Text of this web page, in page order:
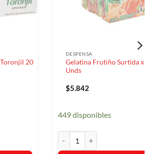
20
DESPENSA
Gelatina Frutiño Surtida x
Unds
$5.842
449 disponibles